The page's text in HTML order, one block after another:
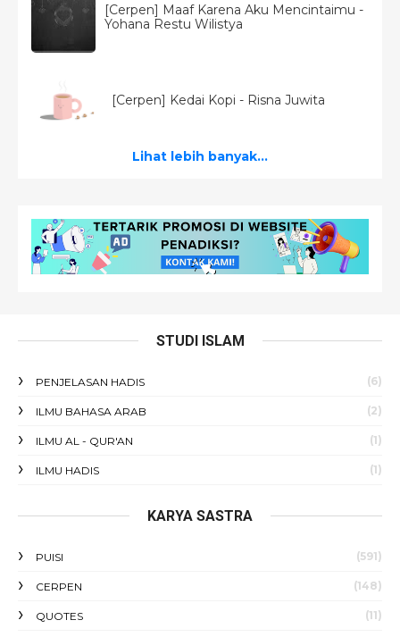
[Cerpen] Maaf Karena Aku Mencintaimu -
Yohana Restu Wilistya
[Cerpen] Kedai Kopi - Risna Juwita
Lihat lebih banyak...
STUDI ISLAM
PENJELASAN HADIS (6)
ILMU BAHASA ARAB (2)
ILMU AL - QUR'AN (1)
ILMU HADIS (1)
KARYA SASTRA
PUISI (591)
CERPEN (148)
QUOTES (11)